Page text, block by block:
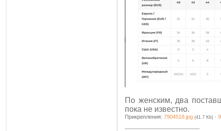
По женским, два
пока не известно.
Прикрепления: 7904518.jpg (41.7 Kb) ·